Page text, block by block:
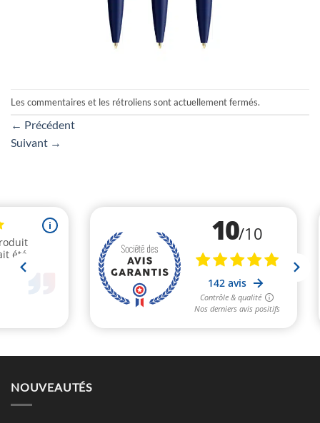
Les commentaires et les rétroliens sont actuellement fermés.
← Précédent
Suivant →
NOUVEAUTÉS